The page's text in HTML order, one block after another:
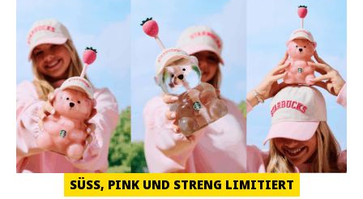
SÜSS, PINK UND STRENG LIMITIERT